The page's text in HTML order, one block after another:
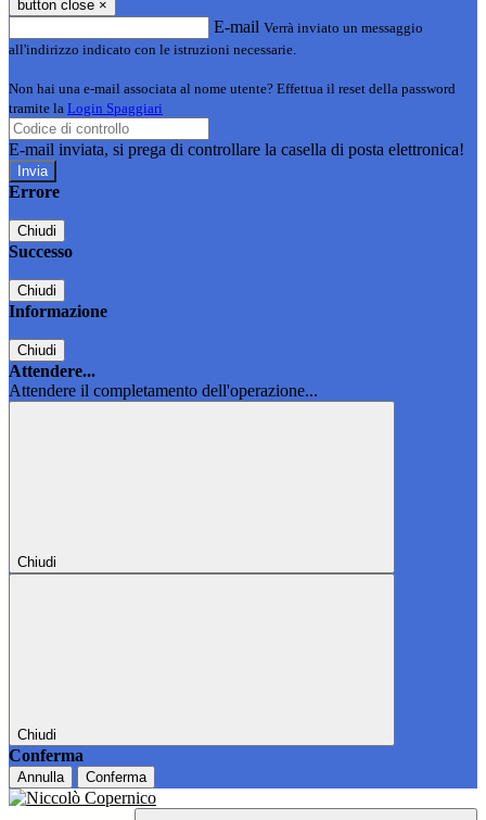
button close ×
E-mail Verrà inviato un messaggio
all'indirizzo indicato con le istruzioni necessarie.
Non hai una e-mail associata al nome utente? Effettua il reset della password
tramite la Login Spaggiari
E-mail inviata, si prega di controllare la casella di posta elettronica!
Errore
Chiudi
Successo
Chiudi
Informazione
Chiudi
Attendere...
Attendere il completamento dell'operazione...
Chiudi
Chiudi
Conferma
Annulla Conferma